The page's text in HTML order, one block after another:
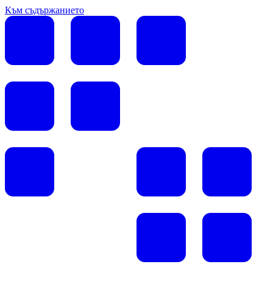
Към съдържанието